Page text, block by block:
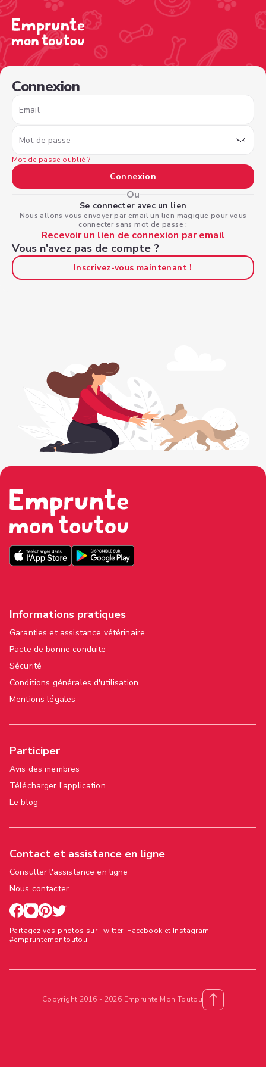
Connexion
Email
Mot de passe
Mot de passe oublié ?
Connexion
Ou
Se connecter avec un lien
Nous allons vous envoyer par email un lien magique pour vous
connecter sans mot de passe :
Recevoir un lien de connexion par email
Vous n'avez pas de compte ?
Inscrivez-vous maintenant !
Informations pratiques
Garanties et assistance vétérinaire
Pacte de bonne conduite
Sécurité
Conditions générales d'utilisation
Mentions légales
Participer
Avis des membres
Télécharger l'application
Le blog
Contact et assistance en ligne
Consulter l'assistance en ligne
Nous contacter
Partagez vos photos sur Twitter, Facebook et Instagram
#empruntemontoutou
Copyright 2016 - 2026 Emprunte Mon Toutou
/sign-in?nextPage=%2Fview-profile%2F22a1f613-4156-